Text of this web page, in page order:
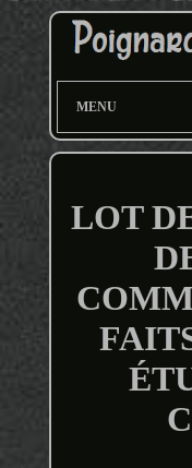
MENU
LOT